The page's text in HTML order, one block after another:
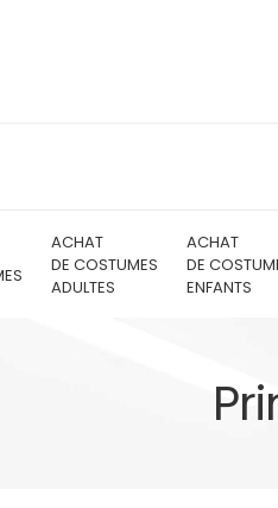
ACHAT
DE COSTUMES
ADULTES
ACHAT
DE
ENFANTS